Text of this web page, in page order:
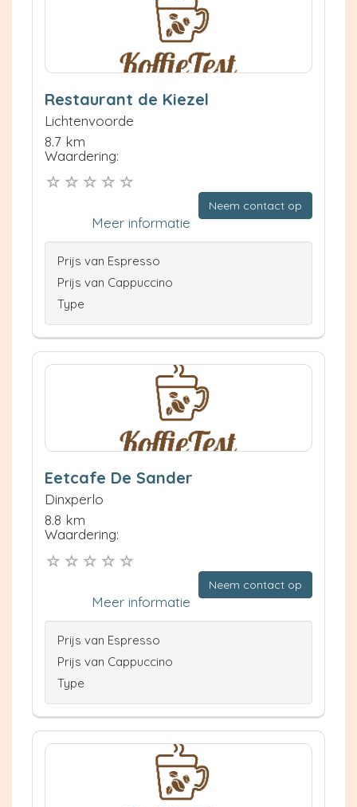
Restaurant de Kiezel
Lichtenvoorde
8.7 km
Waardering:
Neem contact op
Meer informatie
Prijs van Espresso
Prijs van Cappuccino
Type
Eetcafe De Sander
Dinxperlo
8.8 km
Waardering:
Neem contact op
Meer informatie
Prijs van Espresso
Prijs van Cappuccino
Type